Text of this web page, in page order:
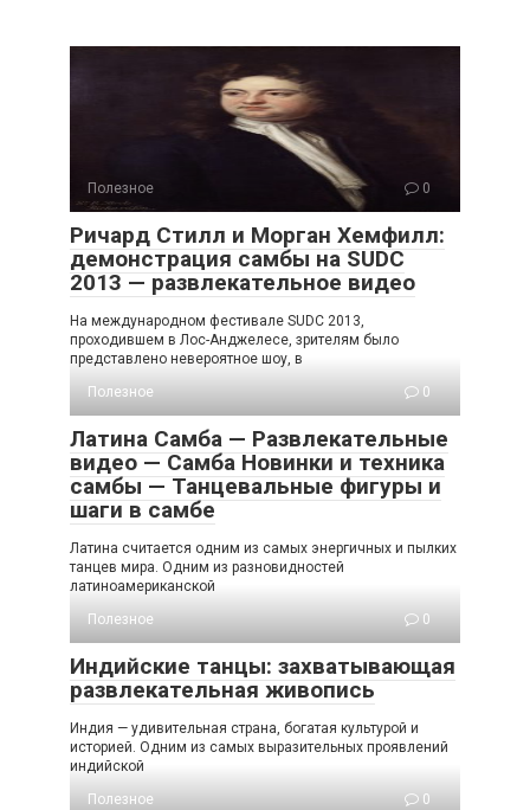
Полезное 0
Ричард Стилл и Морган Хемфилл:
демонстрация самбы на SUDC
2013 — развлекательное видео
На международном фестивале SUDC 2013,
проходившем в Лос-Анджелесе, зрителям было
представлено невероятное шоу, в
Полезное
0
Латина Самба — Развлекательные
видео — Самба Новинки и техника
самбы — Танцевальные фигуры и
шаги в самбе
Латина считается одним из самых энергичных и пылких
танцев мира. Одним из разновидностей
латиноамериканской
Полезное
0
Индийские танцы: захватывающая
развлекательная живопись
Индия — удивительная страна, богатая культурой и
историей. Одним из самых выразительных проявлений
индийской
Полезное
0